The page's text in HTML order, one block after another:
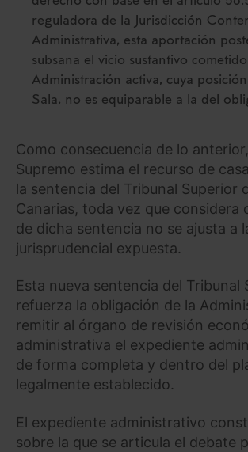
reguladora de la Jurisdicción
Administrativa, esta aportación
subsana el vicio sustantivo
Administración activa, cuya
Sala, no es equiparable a la del
Como consecuencia de lo
Supremo estima el recurso de
la sentencia del Tribunal Superior
Canarias, toda vez que considera
de dicha sentencia no se ajusta a
jurisprudencial expuesta.
Esta nueva sentencia del Tribunal
refuerza la obligación de la
remitir al órgano de revisión
administrativa el expediente
de forma completa y dentro del
legalmente establecido.
El expediente administrativo
sobre la que se articula el debate